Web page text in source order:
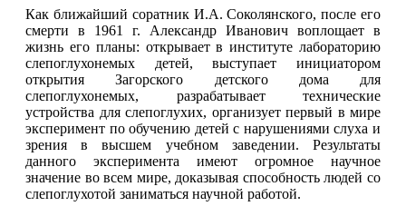
Как ближайший соратник И.А. Соколянского, после его
смерти в 1961 г. Александр Иванович воплощает в
жизнь его планы: открывает в институте лабораторию
слепоглухонемых детей, выступает инициатором
открытия Загорского детского дома для
слепоглухонемых, разрабатывает технические
устройства для слепоглухих, организует первый в мире
эксперимент по обучению детей с нарушениями слуха и
зрения в высшем учебном заведении. Результаты
данного эксперимента имеют огромное научное
значение во всем мире, доказывая способность людей со
слепоглухотой заниматься научной работой.